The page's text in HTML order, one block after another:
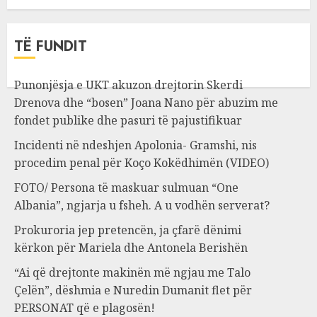
TË FUNDIT
Punonjësja e UKT akuzon drejtorin Skerdi
Drenova dhe “bosen” Joana Nano për abuzim me
fondet publike dhe pasuri të pajustifikuar
Incidenti në ndeshjen Apolonia- Gramshi, nis
procedim penal për Koço Kokëdhimën (VIDEO)
FOTO/ Persona të maskuar sulmuan “One
Albania”, ngjarja u fsheh. A u vodhën serverat?
Prokuroria jep pretencën, ja çfarë dënimi
kërkon për Mariela dhe Antonela Berishën
“Ai që drejtonte makinën më ngjau me Talo
Çelën”, dëshmia e Nuredin Dumanit flet për
PERSONAT që e plagosën!